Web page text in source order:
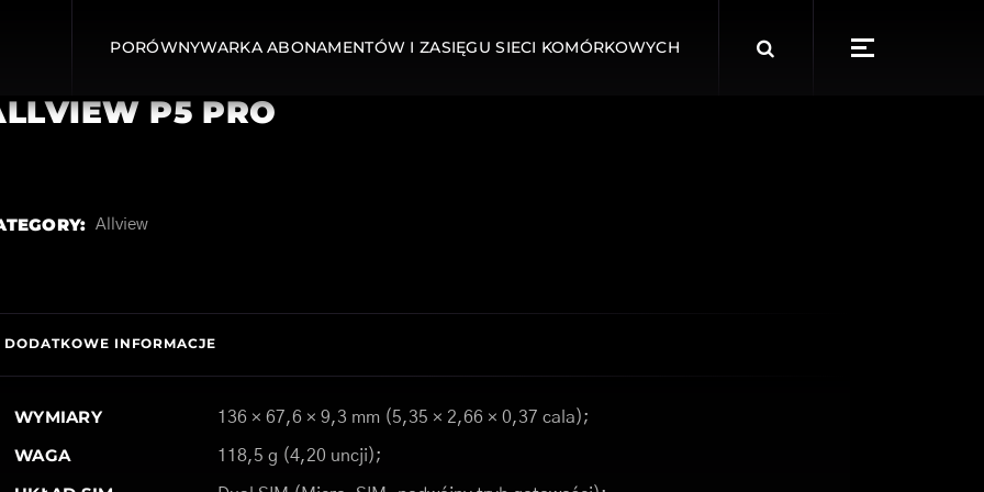
PORÓWNYWARKA ABONAMENTÓW I ZASIĘGU SIECI KOMÓRKOWYCH
for:
P5 PRO
Allview
DODATKOWE INFORMACJE
WYMIARY 136 × 67,6 × 9,3 mm (5,35 × 2,66 × 0,37 cala);
WAGA 118,5 g (4,20 uncji);